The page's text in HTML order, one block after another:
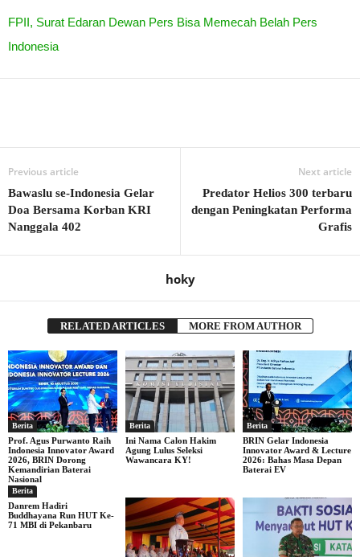
FPII, Surat Edaran Dewan Pers Bisa Memecah Belah Pers
Indonesia
Previous article
Bawaslu se-Indonesia Gelar
Doa Bersama Korban KRI
Nanggala 402
Next article
Predator Helios 300 terbaru
dengan Peningkatan Performa
Grafis
hoky
RELATED ARTICLES MORE FROM AUTHOR
Berita
Prof. Agus Purwanto Raih
Indonesia Innovator Award
2026, BRIN Dorong
Kemandirian Baterai
Nasional
Berita
Ini Nama Calon Hakim
Agung Lulus Seleksi
Wawancara KY!
Berita
BRIN Gelar Indonesia
Innovator Award & Lecture
2026: Bahas Masa Depan
Baterai EV
Berita
Danrem Hadiri
Buddhayana Run HUT Ke-
71 MBI di Pekanbaru